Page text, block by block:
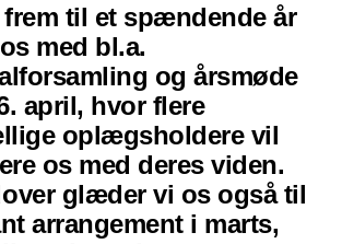
frem til et spændende år
med bl.a.
og årsmøde
april, hvor flere
oplægsholdere vil
os med deres viden.
glæder vi os også til
arrangement i marts,